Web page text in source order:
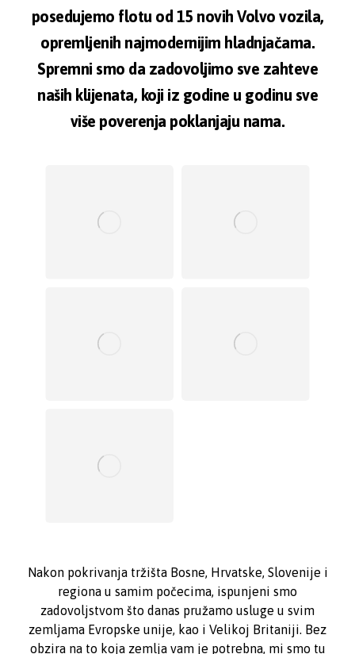
posedujemo flotu od 15 novih Volvo vozila,
opremljenih najmodernijim hladnjačama.
Spremni smo da zadovoljimo sve zahteve
naših klijenata, koji iz godine u godinu sve
više poverenja poklanjaju nama.
Nakon pokrivanja tržišta Bosne, Hrvatske, Slovenije i
regiona u samim počecima, ispunjeni smo
zadovoljstvom što danas pružamo usluge u svim
zemljama Evropske unije, kao i Velikoj Britaniji. Bez
obzira na to koja zemlja vam je potrebna, mi smo tu